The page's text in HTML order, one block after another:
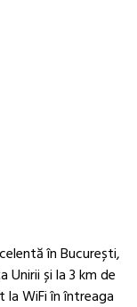
în București,
Unirii și la 3 km de
WiFi în întreaga